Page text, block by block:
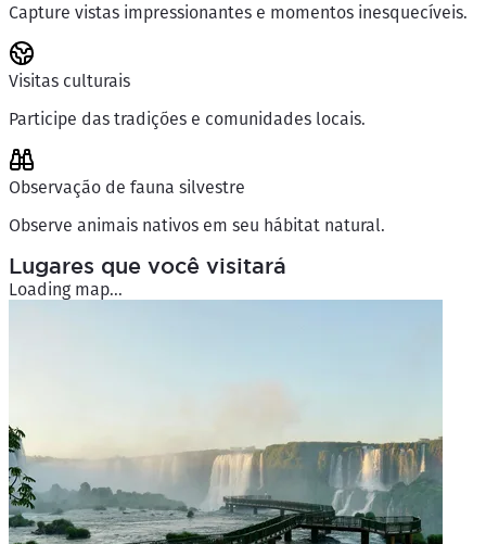
Capture vistas impressionantes e momentos inesquecíveis.
Visitas culturais
Participe das tradições e comunidades locais.
Observação de fauna silvestre
Observe animais nativos em seu hábitat natural.
Lugares que você visitará
Loading map...